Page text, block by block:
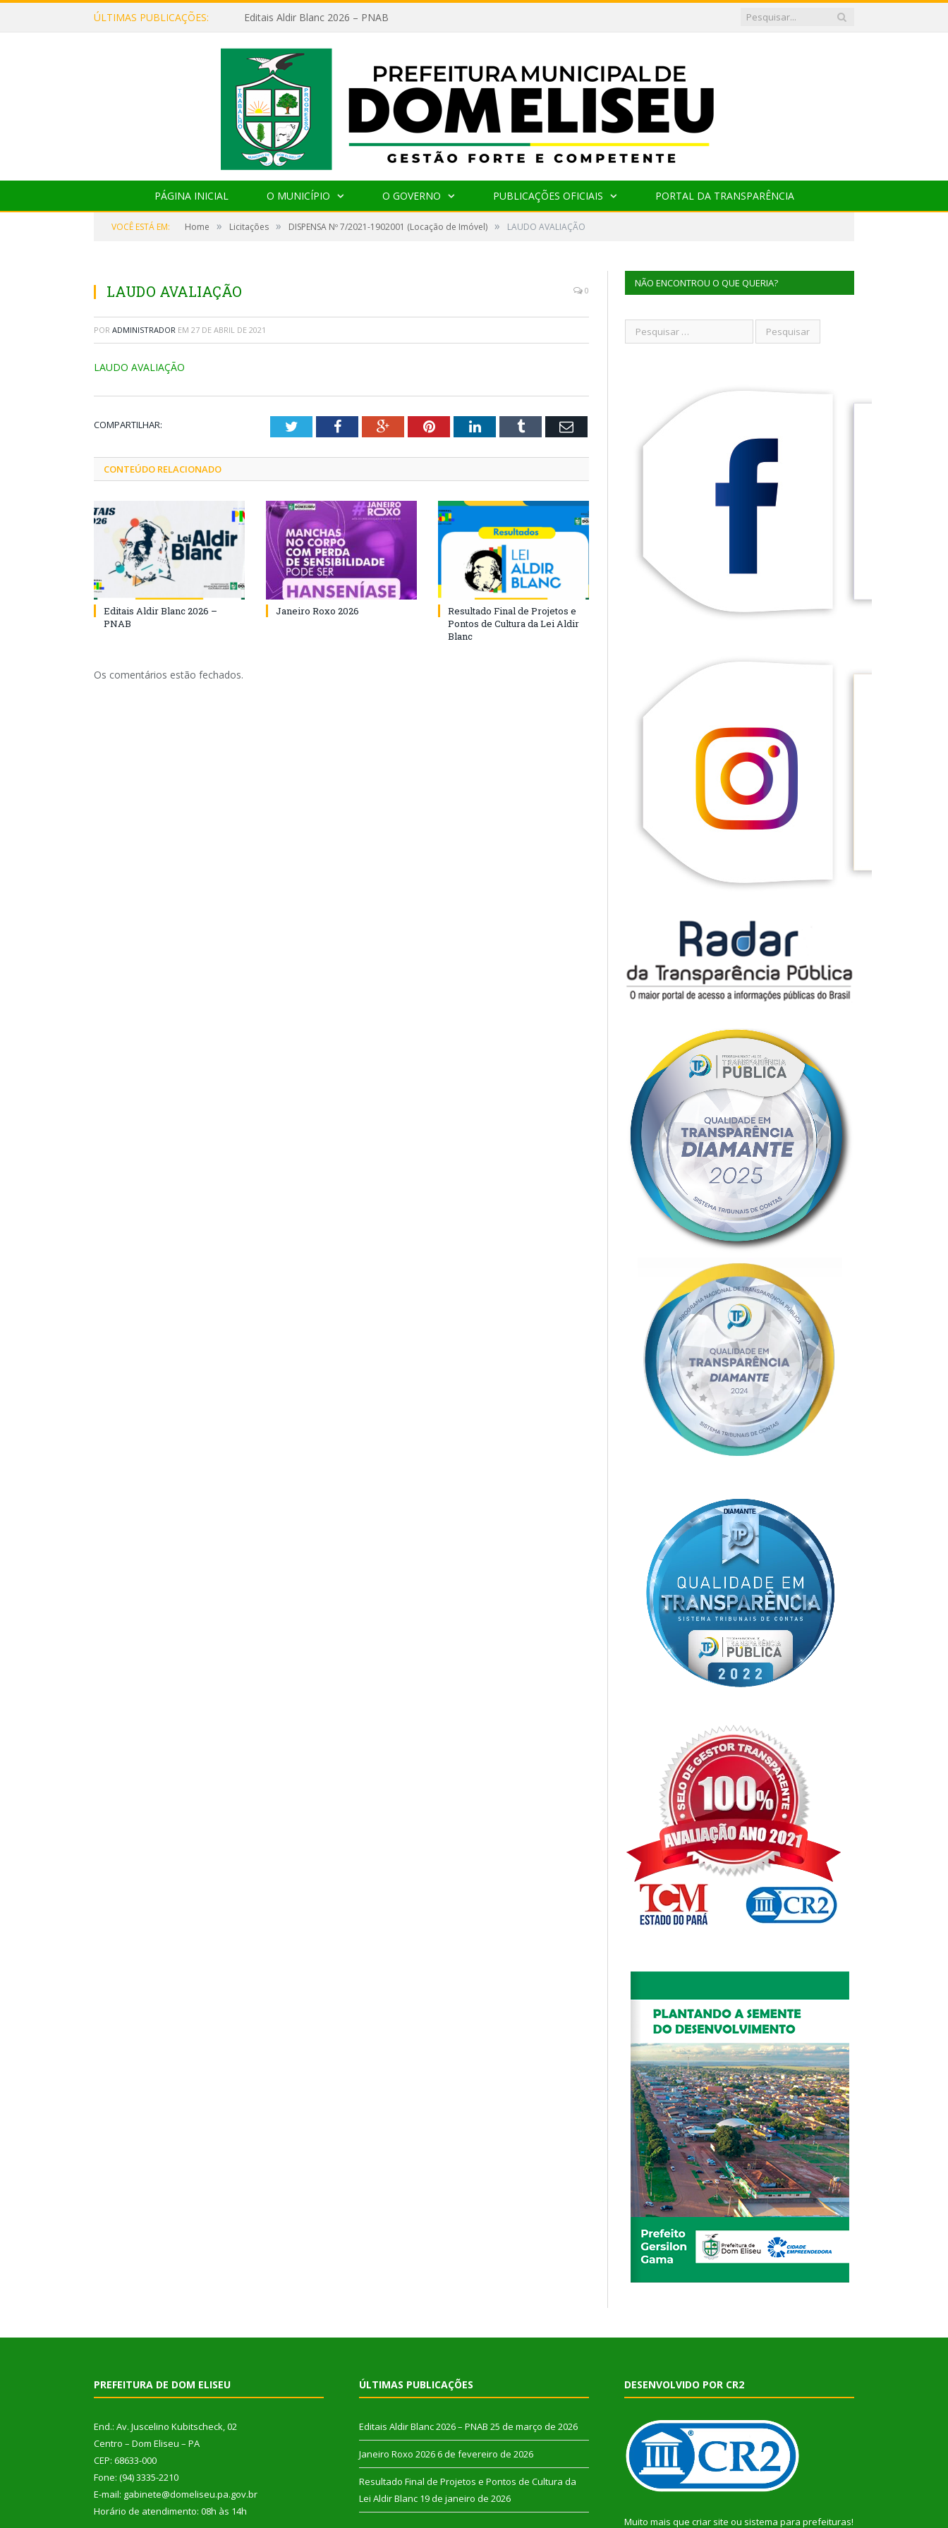
ÚLTIMAS PUBLICAÇÕES: Editais Aldir Blanc 2026 – PNAB
PÁGINA INICIAL O MUNICÍPIO O GOVERNO PUBLICAÇÕES OFICIAIS PORTAL DA TRANSPARÊNCIA
VOCÊ ESTÁ EM: Home » Licitações » DISPENSA Nº 7/2021-1902001 (Locação de Imóvel) » LAUDO AVALIAÇÃO
LAUDO AVALIAÇÃO 0
POR ADMINISTRADOR EM 27 DE ABRIL DE 2021
LAUDO AVALIAÇÃO
COMPARTILHAR: TwitterFacebookGoogle+PinterestLinkedInTumblr Email
CONTEÚDO RELACIONADO
Editais Aldir Blanc 2026 –
PNAB
Janeiro Roxo 2026
Resultado Final de Projetos e
Pontos de Cultura da Lei Aldir
Blanc
Os comentários estão fechados.
NÃO ENCONTROU O QUE QUERIA?
PREFEITURA DE DOM ELISEU
End.: Av. Juscelino Kubitscheck, 02
Centro – Dom Eliseu – PA
CEP: 68633-000
Fone: (94) 3335-2210
E-mail: gabinete@domeliseu.pa.gov.br
Horário de atendimento: 08h às 14h
ÚLTIMAS PUBLICAÇÕES
Editais Aldir Blanc 2026 – PNAB 25 de março de 2026
Janeiro Roxo 2026 6 de fevereiro de 2026
Resultado Final de Projetos e Pontos de Cultura da
Lei Aldir Blanc 19 de janeiro de 2026
DESENVOLVIDO POR CR2
Muito mais que criar site ou sistema para prefeituras!